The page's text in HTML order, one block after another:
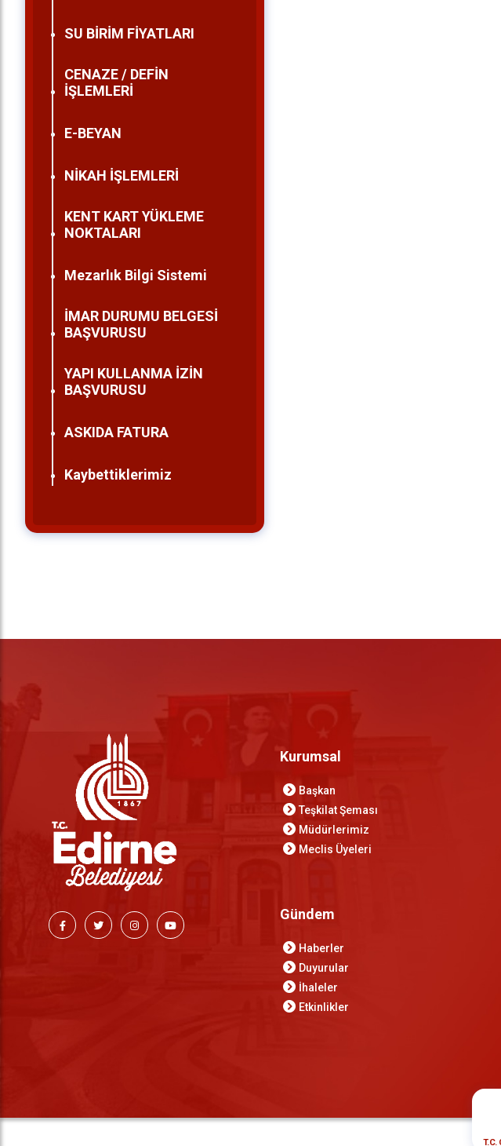
SU BİRİM FİYATLARI
CENAZE / DEFİN
İŞLEMLERİ
E-BEYAN
NİKAH İŞLEMLERİ
KENT KART YÜKLEME
NOKTALARI
Mezarlık Bilgi Sistemi
İMAR DURUMU BELGESİ
BAŞVURUSU
YAPI KULLANMA İZİN
BAŞVURUSU
ASKIDA FATURA
Kaybettiklerimiz
Kurumsal
Başkan
Teşkilat Şeması
Müdürlerimiz
Meclis Üyeleri
Gündem
Haberler
Duyurular
İhaleler
Etkinlikler
T.C.